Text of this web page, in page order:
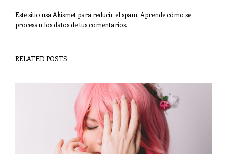
Este sitio usa Akismet para reducir el spam. Aprende cómo se
procesan los datos de tus comentarios.
RELATED POSTS